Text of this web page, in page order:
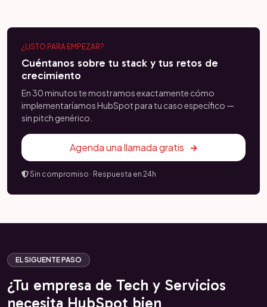
¿LISTO PARA EMPEZAR?
Cuéntanos sobre tu stack y tus retos de
crecimiento
En 30 minutos te mostramos exactamente cómo
implementaríamos HubSpot para tu caso específico —
sin pitch genérico.
Agenda una llamada gratis
Sin compromiso · Respuesta en 24h
EL SIGUENTE PASO
¿Tu empresa de Tech y Servicios
necesita HubSpot bien